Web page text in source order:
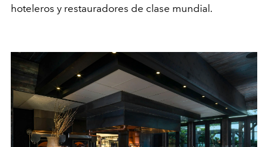
hoteleros y restauradores de clase mundial.